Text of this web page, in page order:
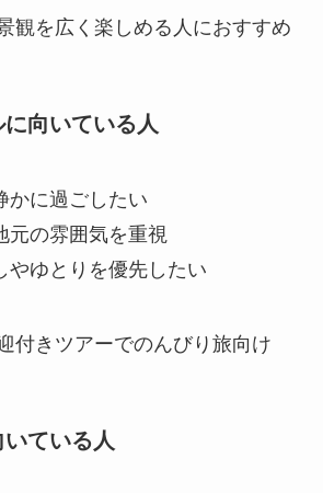
観を広く楽しめる人におすすめ
向いている人
かに過ごしたい
元の雰囲気を重視
やゆとりを優先したい
付きツアーでのんびり旅向け
ている人